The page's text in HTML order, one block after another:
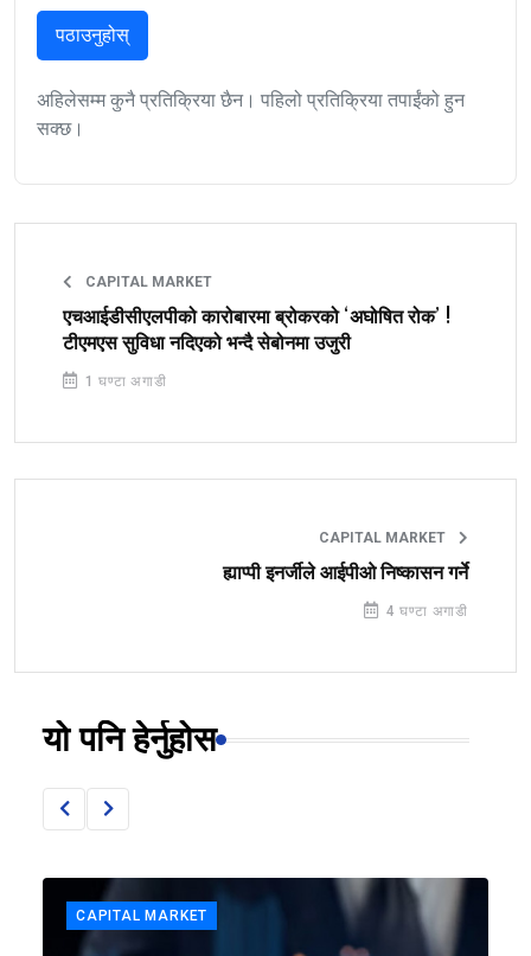
पठाउनुहोस्
अहिलेसम्म कुनै प्रतिक्रिया छैन। पहिलो प्रतिक्रिया तपाईंको हुन
सक्छ।
CAPITAL MARKET
एचआईडीसीएलपीको कारोबारमा ब्रोकरको ‘अघोषित रोक’ !
टीएमएस सुविधा नदिएको भन्दै सेबोनमा उजुरी
1 घण्टा अगाडी
CAPITAL MARKET
ह्याप्पी इनर्जीले आईपीओ निष्कासन गर्ने
4 घण्टा अगाडी
यो पनि हेर्नुहोस
CAPITAL MARKET